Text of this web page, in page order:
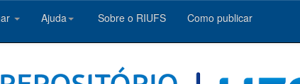
Ajuda Sobre o RIUFS Como publicar